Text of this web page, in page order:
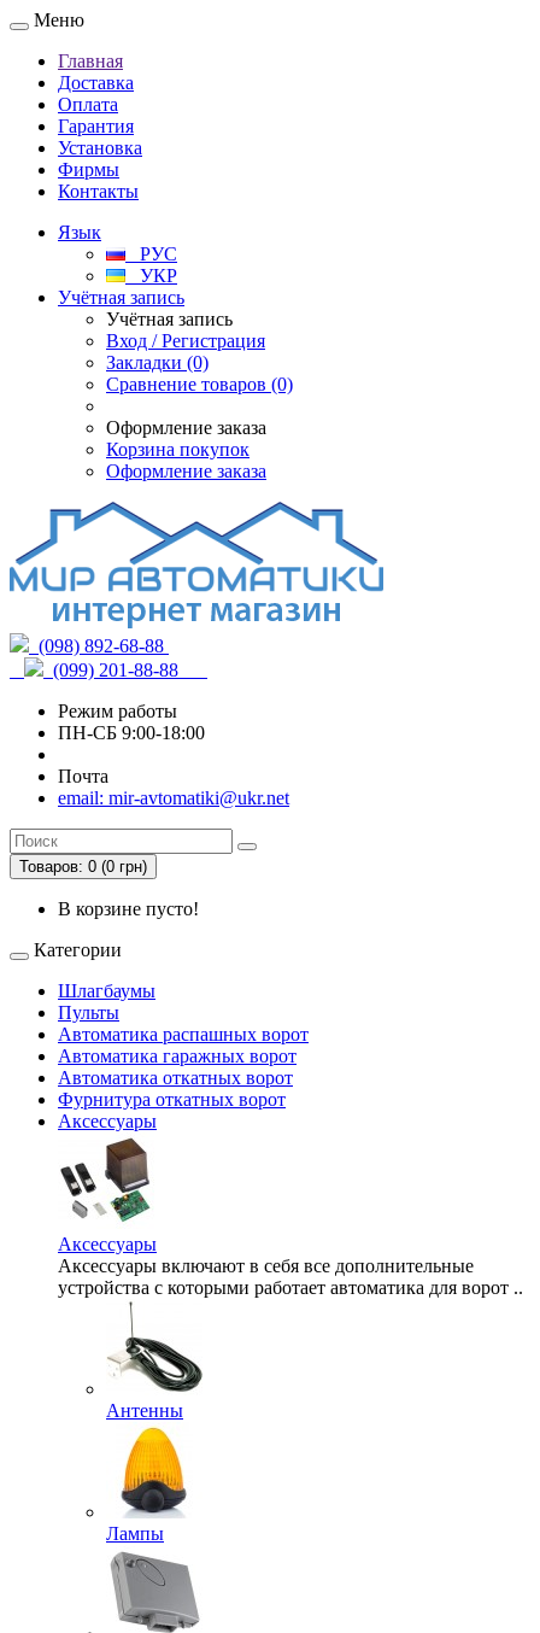
Меню
Главная
Доставка
Оплата
Гарантия
Установка
Фирмы
Контакты
Язык
РУС
УКР
Учётная запись
Учётная запись
Вход / Регистрация
Закладки (0)
Сравнение товаров (0)
Оформление заказа
Корзина покупок
Оформление заказа
(098) 892-68-88
(099) 201-88-88
Режим работы
ПН-СБ 9:00-18:00
Почта
email: mir-avtomatiki@ukr.net
Товаров: 0 (0 грн)
В корзине пусто!
Категории
Шлагбаумы
Пульты
Автоматика распашных ворот
Автоматика гаражных ворот
Автоматика откатных ворот
Фурнитура откатных ворот
Аксессуары
Аксессуары
Аксессуары включают в себя все дополнительные
устройства с которыми работает автоматика для ворот ..
Антенны
Лампы